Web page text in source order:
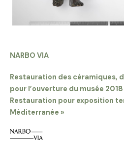
NARBO VIA
Restauration des céramiques,
pour l’ouverture du musée 2018
Restauration pour exposition
Méditerranée »